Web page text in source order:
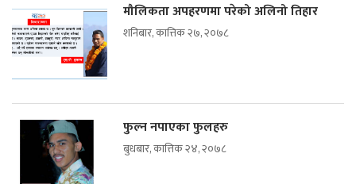
मौलिकता अपहरणमा परेको अलिनो तिहार
शनिबार, कात्तिक २७, २०७८
फुल्न नपाएका फुलहरु
बुधबार, कात्तिक २४, २०७८